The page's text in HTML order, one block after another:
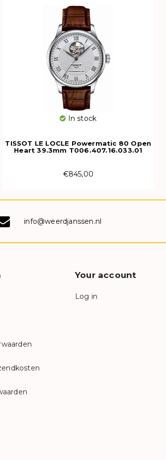
In stock
TISSOT LE LOCLE Powermatic 80 Open
Heart 39.3mm T006.407.16.033.01
€845,00
info@weerdjanssen.nl
Your account
Log in